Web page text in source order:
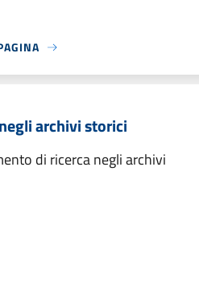
archivi storici
di ricerca negli archivi